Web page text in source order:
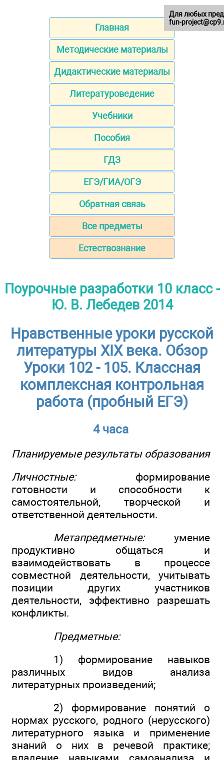
Главная
Методические материалы
Дидактические материалы
Литературоведение
Учебники
Пособия
ГДЗ
ЕГЭ/ГИА/ОГЭ
Обратная связь
Все предметы
Естествознание
Поурочные разработки 10 класс -
Ю. В. Лебедев 2014
Нравственные уроки русской
литературы XIX века. Обзор
Уроки 102 - 105. Классная
комплексная контрольная
работа (пробный ЕГЭ)
4 часа
Планируемые результаты образования
Личностные:формирование
готовности и способности к
самостоятельной, творческой и
ответственной деятельности.
Метапредметные:умение
продуктивно общаться и
взаимодействовать в процессе
совместной деятельности, учитывать
позиции других участников
деятельности, эффективно разрешать
конфликты.
Предметные:
1) формирование навыков
различных видов анализа
литературных произведений;
2) формирование понятий о
нормах русского, родного (нерусского)
литературного языка и применение
знаний о них в речевой практике;
Для любых
fun-